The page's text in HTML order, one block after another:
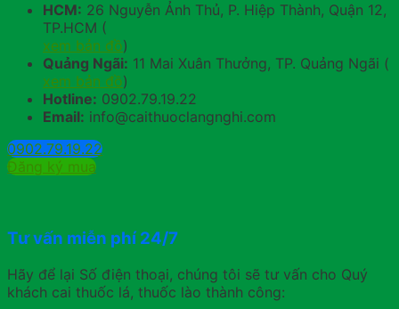
HCM: 26 Nguyễn Ảnh Thủ, P. Hiệp Thành, Quận 12,
TP.HCM (
xem bản đồ)
Quảng Ngãi: 11 Mai Xuân Thưởng, TP. Quảng Ngãi (
xem bản đồ)
Hotline: 0902.79.19.22
Email: info@caithuoclangnghi.com
0902.79.19.22
Đăng ký mua
Tư vấn miễn phí 24/7
Hãy để lại Số điện thoại, chúng tôi sẽ tư vấn cho Quý
khách cai thuốc lá, thuốc lào thành công: